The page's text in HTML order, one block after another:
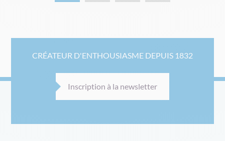
CRÉATEUR D'ENTHOUSIASME DEPUIS 1832
Inscription à la newsletter